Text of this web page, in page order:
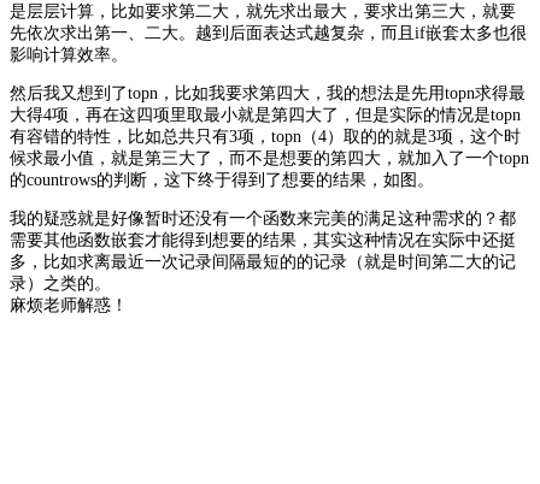
是层层计算，比如要求第二大，就先求出最大，要求出第三大，就要
先依次求出第一、二大。越到后面表达式越复杂，而且if嵌套太多也很
影响计算效率。
然后我又想到了topn，比如我要求第四大，我的想法是先用topn求得最
大得4项，再在这四项里取最小就是第四大了，但是实际的情况是topn
有容错的特性，比如总共只有3项，topn（4）取的的就是3项，这个时
候求最小值，就是第三大了，而不是想要的第四大，就加入了一个topn
的countrows的判断，这下终于得到了想要的结果，如图。
我的疑惑就是好像暂时还没有一个函数来完美的满足这种需求的？都
需要其他函数嵌套才能得到想要的结果，其实这种情况在实际中还挺
多，比如求离最近一次记录间隔最短的的记录（就是时间第二大的记
录）之类的。
麻烦老师解惑！